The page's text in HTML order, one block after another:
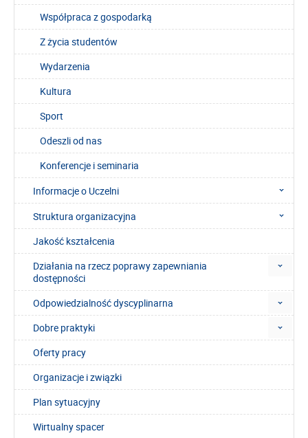
Współpraca z gospodarką
Z życia studentów
Wydarzenia
Kultura
Sport
Odeszli od nas
Konferencje i seminaria
Informacje o Uczelni
Struktura organizacyjna
Jakość kształcenia
Działania na rzecz poprawy zapewniania
dostępności
Odpowiedzialność dyscyplinarna
Dobre praktyki
Oferty pracy
Organizacje i związki
Plan sytuacyjny
Wirtualny spacer